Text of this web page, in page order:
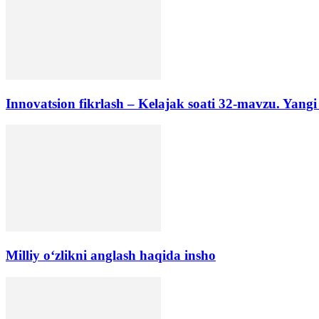
Innovatsion fikrlash – Kelajak soati 32-mavzu. Yangi
Milliy o‘zlikni anglash haqida insho